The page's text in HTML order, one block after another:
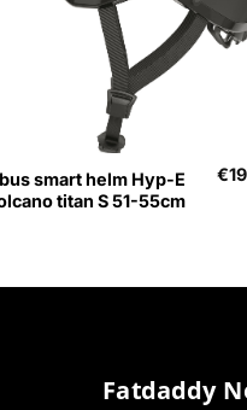
smart helm Hyp-E
titan S 51-55cm
€
Fatdaddy